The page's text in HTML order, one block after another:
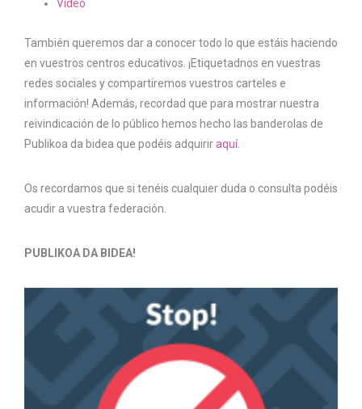
Vídeo
También queremos dar a conocer todo lo que estáis haciendo
en vuestros centros educativos. ¡Etiquetadnos en vuestras
redes sociales y compartiremos vuestros carteles e
información! Además, recordad que para mostrar nuestra
reivindicación de lo público hemos hecho las banderolas de
Publikoa da bidea que podéis adquiriraquí.
Os recordamos que si tenéis cualquier duda o consulta podéis
acudir a vuestra federación.
PUBLIKOA DA BIDEA!